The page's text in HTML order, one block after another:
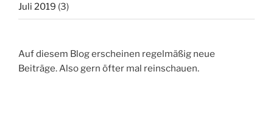
Juli 2019 (3)
Auf diesem Blog erscheinen regelmäßig neue
Beiträge. Also gern öfter mal reinschauen.